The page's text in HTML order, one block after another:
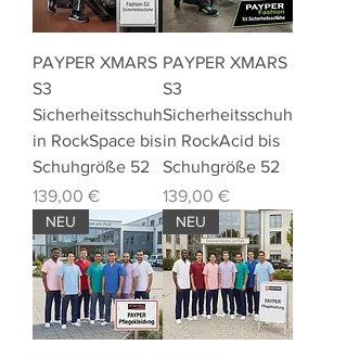
PAYPER XMARS
S3
Sicherheitsschuh
in RockSpace bis
Schuhgröße 52
Preis
139,00 €
PAYPER XMARS
S3
Sicherheitsschuh
in RockAcid bis
Schuhgröße 52
Preis
139,00 €
NEU NEU